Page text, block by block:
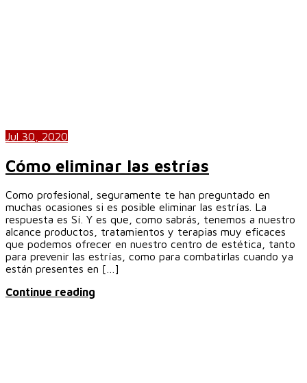
Jul 30, 2020
Cómo eliminar las estrías
Como profesional, seguramente te han preguntado en
muchas ocasiones si es posible eliminar las estrías. La
respuesta es Sí. Y es que, como sabrás, tenemos a nuestro
alcance productos, tratamientos y terapias muy eficaces
que podemos ofrecer en nuestro centro de estética, tanto
para prevenir las estrías, como para combatirlas cuando ya
están presentes en […]
Continue reading